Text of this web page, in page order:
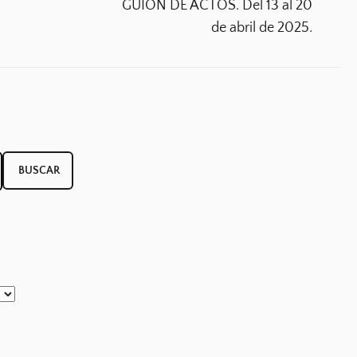
GUIÓN DE ACTOS. Del 13 al 20
de abril de 2025.